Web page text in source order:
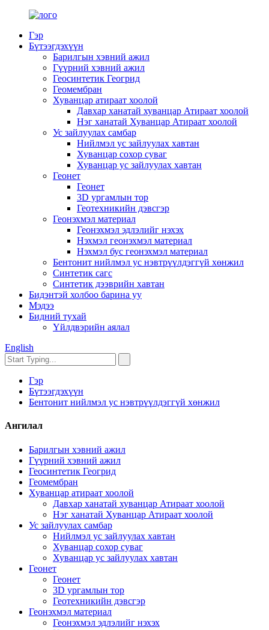
Гэр
Бүтээгдэхүүн
Барилгын хэвний ажил
Гүүрний хэвний ажил
Геосинтетик Геогрид
Геомембран
Хуванцар атираат хоолой
Давхар ханатай хуванцар Атираат хоолой
Нэг ханатай Хуванцар Атираат хоолой
Ус зайлуулах самбар
Нийлмэл ус зайлуулах хавтан
Хуванцар сохор суваг
Хуванцар ус зайлуулах хавтан
Геонет
Геонет
3D ургамлын тор
Геотехникийн дэвсгэр
Геонэхмэл материал
Геонэхмэл эдлэлийг нэхэх
Нэхмэл геонэхмэл материал
Нэхмэл бус геонэхмэл материал
Бентонит нийлмэл ус нэвтрүүлдэггүй хөнжил
Синтетик сагс
Синтетик дээврийн хавтан
Бидэнтэй холбоо барина уу
Мэдээ
Бидний тухай
Үйлдвэрийн аялал
English
Гэр
Бүтээгдэхүүн
Бентонит нийлмэл ус нэвтрүүлдэггүй хөнжил
Ангилал
Барилгын хэвний ажил
Гүүрний хэвний ажил
Геосинтетик Геогрид
Геомембран
Хуванцар атираат хоолой
Давхар ханатай хуванцар Атираат хоолой
Нэг ханатай Хуванцар Атираат хоолой
Ус зайлуулах самбар
Нийлмэл ус зайлуулах хавтан
Хуванцар сохор суваг
Хуванцар ус зайлуулах хавтан
Геонет
Геонет
3D ургамлын тор
Геотехникийн дэвсгэр
Геонэхмэл материал
Геонэхмэл эдлэлийг нэхэх